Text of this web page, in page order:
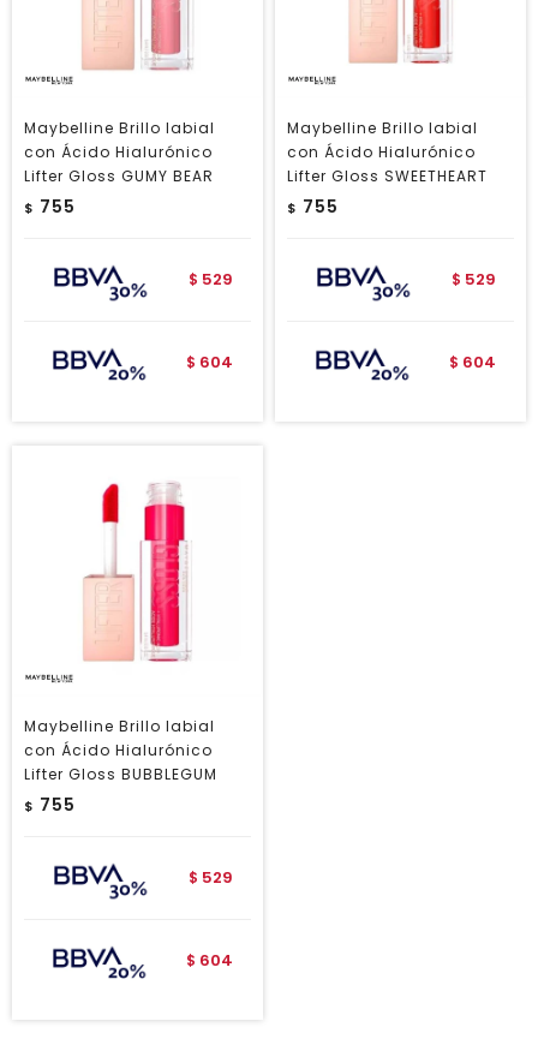
Maybelline Brillo labial
con Ácido Hialurónico
Lifter Gloss GUMY BEAR
$ 755
$ 529
$ 604
Maybelline Brillo labial
con Ácido Hialurónico
Lifter Gloss SWEETHEART
$ 755
$ 529
$ 604
Maybelline Brillo labial
con Ácido Hialurónico
Lifter Gloss BUBBLEGUM
$ 755
$ 529
$ 604